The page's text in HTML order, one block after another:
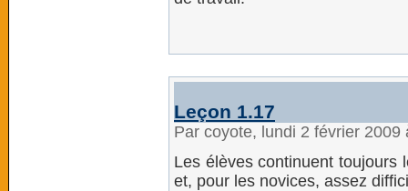
Leçon 1.17
Par coyote, lundi 2 février
Les élèves continuent toujours
et, pour les novices, assez